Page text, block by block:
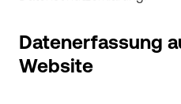
Datenerfassung
Website